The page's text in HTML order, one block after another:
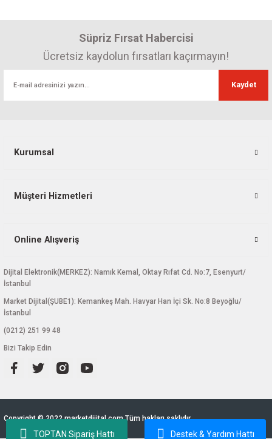
TOPTAN Sipariş Hattı Destek & Yardım Hattı
Süpriz Fırsat Habercisi
Ücretsiz kaydolun fırsatları kaçırmayın!
Kaydet
Kurumsal
Müşteri Hizmetleri
Online Alışveriş
Dijital Elektronik(MERKEZ): Namık Kemal, Oktay Rıfat Cd. No:7, Esenyurt/
İstanbul
Market Dijital(ŞUBE1): Kemankeş Mah. Havyar Han İçi Sk. No:8 Beyoğlu/
İstanbul
(0212) 251 99 48
Bizi Takip Edin
Copyright © 2022 marketdijital.com Tüm hakları saklıdır.